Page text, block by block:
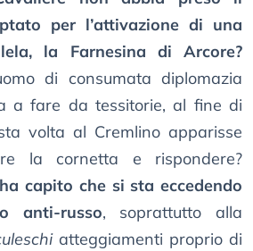
per l’attivazione di una
la Farnesina di Arcore?
di consumata diplomazia
a fare da tessitorie, al fine di
volta al Cremlino apparisse
la cornetta e rispondere?
capito che si sta eccedendo
anti-russo, soprattutto alla
atteggiamenti proprio di